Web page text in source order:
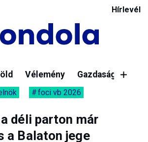
Hírlevél
Vélemény Gazdaság
foci vb 2026
déli parton már
a Balaton jege